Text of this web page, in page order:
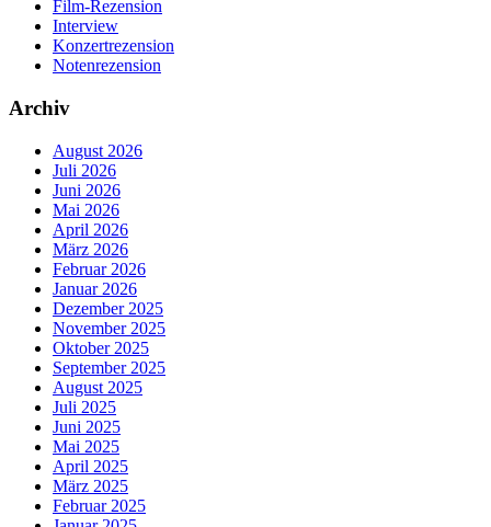
Film-Rezension
Interview
Konzertrezension
Notenrezension
Archiv
August 2026
Juli 2026
Juni 2026
Mai 2026
April 2026
März 2026
Februar 2026
Januar 2026
Dezember 2025
November 2025
Oktober 2025
September 2025
August 2025
Juli 2025
Juni 2025
Mai 2025
April 2025
März 2025
Februar 2025